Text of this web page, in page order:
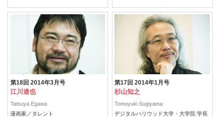
第18回 2014年3月号
江川達也
Tatsuya Egawa
漫画家／タレント
第17回 2014年1月号
杉山知之
Tomoyuki Sugiyama
デジタルハリウッド大学・大学院 学長